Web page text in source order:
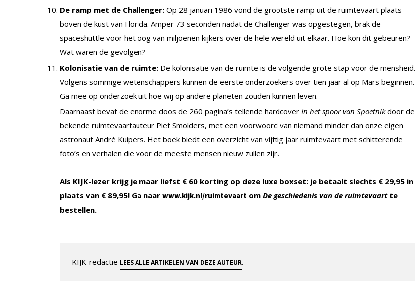
De ramp met de Challenger: Op 28 januari 1986 vond de grootste ramp uit de ruimtevaart plaats
boven de kust van Florida. Amper 73 seconden nadat de Challenger was opgestegen, brak de
spaceshuttle voor het oog van miljoenen kijkers over de hele wereld uit elkaar. Hoe kon dit gebeuren?
Wat waren de gevolgen?
Kolonisatie van de ruimte: De kolonisatie van de ruimte is de volgende grote stap voor de mensheid.
Volgens sommige wetenschappers kunnen de eerste onderzoekers over tien jaar al op Mars beginnen.
Ga mee op onderzoek uit hoe wij op andere planeten zouden kunnen leven.
Daarnaast bevat de enorme doos de 260 pagina’s tellende hardcover In het spoor van Spoetnikdoor de
bekende ruimtevaartauteur Piet Smolders, met een voorwoord van niemand minder dan onze eigen
astronaut André Kuipers. Het boek biedt een overzicht van vijftig jaar ruimtevaart met schitterende
foto’s en verhalen die voor de meeste mensen nieuw zullen zijn.
Als KIJK-lezer krijg je maar liefst € 60 korting op deze luxe boxset: je betaalt slechts € 29,95 in
plaats van € 89,95! Ga naar www.kijk.nl/ruimtevaart om De geschiedenis van de ruimtevaartte
bestellen.
KIJK-redactie LEES ALLE ARTIKELEN VAN DEZE AUTEUR.